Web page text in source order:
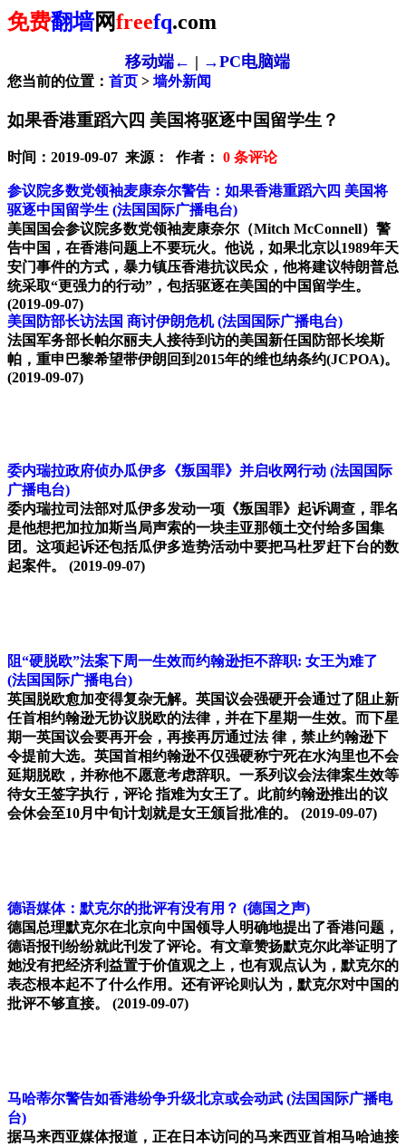
免费翻墙网freefq.com
移动端← | →PC电脑端
您当前的位置： 首页 > 墙外新闻
如果香港重蹈六四 美国将驱逐中国留学生？
时间：2019-09-07 来源： 作者： 0 条评论
参议院多数党领袖麦康奈尔警告：如果香港重蹈六四 美国将
驱逐中国留学生 (法国国际广播电台)
美国国会参议院多数党领袖麦康奈尔（Mitch McConnell）警
告中国，在香港问题上不要玩火。他说，如果北京以1989年天
安门事件的方式，暴力镇压香港抗议民众，他将建议特朗普总
统采取“更强力的行动”，包括驱逐在美国的中国留学生。
(2019-09-07)
美国防部长访法国 商讨伊朗危机 (法国国际广播电台)
法国军务部长帕尔丽夫人接待到访的美国新任国防部长埃斯
帕，重申巴黎希望带伊朗回到2015年的维也纳条约(JCPOA)。
(2019-09-07)
委内瑞拉政府侦办瓜伊多《叛国罪》并启收网行动 (法国国际
广播电台)
委内瑞拉司法部对瓜伊多发动一项《叛国罪》起诉调查，罪名
是他想把加拉加斯当局声索的一块圭亚那领土交付给多国集
团。这项起诉还包括瓜伊多造势活动中要把马杜罗赶下台的数
起案件。 (2019-09-07)
阻“硬脱欧”法案下周一生效而约翰逊拒不辞职: 女王为难了
(法国国际广播电台)
英国脱欧愈加变得复杂无解。英国议会强硬开会通过了阻止新
任首相约翰逊无协议脱欧的法律，并在下星期一生效。而下星
期一英国议会要再开会，再接再厉通过法 律，禁止约翰逊下
令提前大选。英国首相约翰逊不仅强硬称宁死在水沟里也不会
延期脱欧，并称他不愿意考虑辞职。一系列议会法律案生效等
待女王签字执行，评论 指难为女王了。此前约翰逊推出的议
会休会至10月中旬计划就是女王颁旨批准的。 (2019-09-07)
德语媒体：默克尔的批评有没有用？ (德国之声)
德国总理默克尔在北京向中国领导人明确地提出了香港问题，
德语报刊纷纷就此刊发了评论。有文章赞扬默克尔此举证明了
她没有把经济利益置于价值观之上，也有观点认为，默克尔的
表态根本起不了什么作用。还有评论则认为，默克尔对中国的
批评不够直接。
(2019-09-07)
马哈蒂尔警告如香港纷争升级北京或会动武 (法国国际广播电
台)
据马来西亚媒体报道，正在日本访问的马来西亚首相马哈迪接